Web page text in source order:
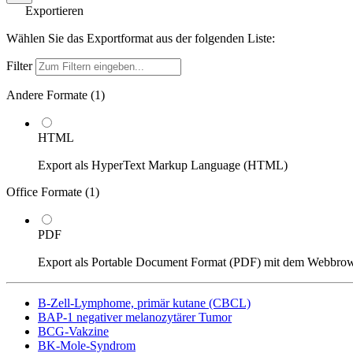
Exportieren
Wählen Sie das Exportformat aus der folgenden Liste:
Filter
Andere Formate (1)
HTML
Export als HyperText Markup Language (HTML)
Office Formate (1)
PDF
Export als Portable Document Format (PDF) mit dem
B-Zell-Lymphome, primär kutane (CBCL)
BAP-1 negativer melanozytärer Tumor
BCG-Vakzine
BK-Mole-Syndrom